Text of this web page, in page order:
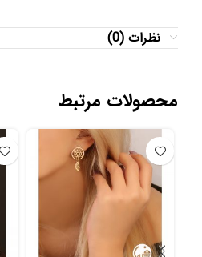
نظرات (0)
محصولات مرتبط